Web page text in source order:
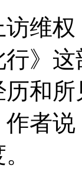
维
行》
和
者